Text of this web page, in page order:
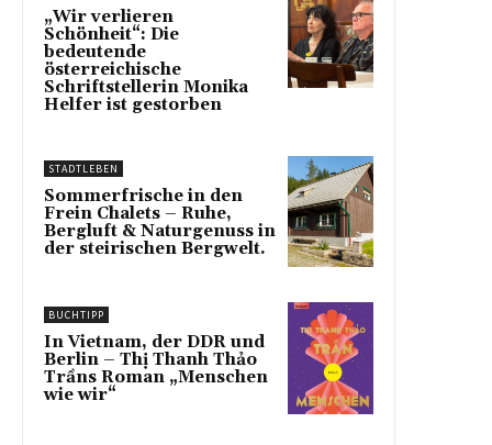
„Wir verlieren
Schönheit“: Die
bedeutende
österreichische
Schriftstellerin Monika
Helfer ist gestorben
STADTLEBEN
Sommerfrische in den
Frein Chalets – Ruhe,
Bergluft & Naturgenuss in
der steirischen Bergwelt.
BUCHTIPP
In Vietnam, der DDR und
Berlin – Thị Thanh Thảo
Trầns Roman „Menschen
wie wir“